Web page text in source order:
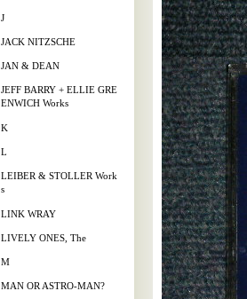
J
JACK NITZSCHE
JAN & DEAN
JEFF BARRY + ELLIE GRE
ENWICH Works
K
L
LEIBER & STOLLER Work
s
LINK WRAY
LIVELY ONES, The
M
MAN OR ASTRO-MAN?